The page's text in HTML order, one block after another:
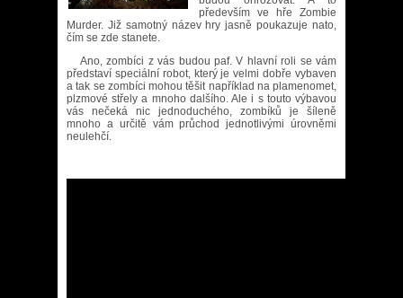
především ve hře Zombie
Murder. Již samotný název hry jasně poukazuje nato,
čím se zde stanete.
Ano, zombíci z vás budou paf. V hlavní roli se vám
představí speciální robot, který je velmi dobře vybaven
a tak se zombíci mohou těšit například na plamenomet,
plzmové střely a mnoho dalšího. Ale i s touto výbavou
vás nečeká nic jednoduchého, zombíků je šíleně
mnoho a určitě vám průchod jednotlivými úrovněmi
neulehčí.